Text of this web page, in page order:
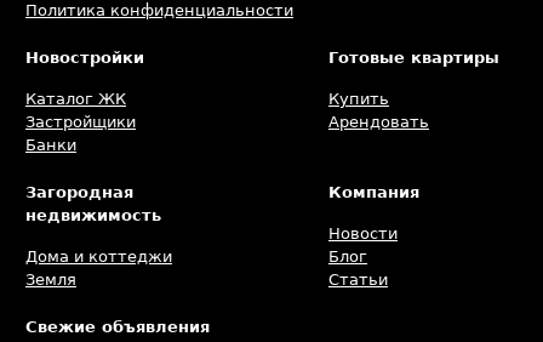
Политика конфиденциальности
Новостройки
Каталог ЖК
Застройщики
Банки
Готовые квартиры
Купить
Арендовать
Загородная
недвижимость
Дома и коттеджи
Земля
Компания
Новости
Блог
Статьи
Свежие объявления